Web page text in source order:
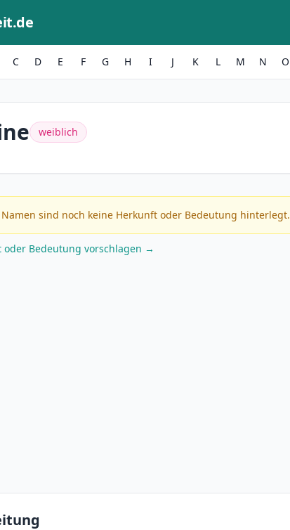
C D E F G H I J K L M N O
weiblich
sind noch keine Herkunft oder Bedeutung hinterlegt.
oder Bedeutung vorschlagen →